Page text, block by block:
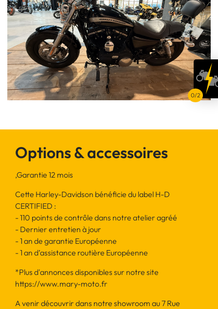
Options & accessoires
,Garantie 12 mois
Cette Harley-Davidson bénéficie du label H-D
CERTIFIED :
- 110 points de contrôle dans notre atelier agréé
- Dernier entretien à jour
- 1 an de garantie Européenne
- 1 an d’assistance routière Européenne
*Plus d'annonces disponibles sur notre site
https://www.mary-moto.fr
A venir découvrir dans notre showroom au 7 Rue